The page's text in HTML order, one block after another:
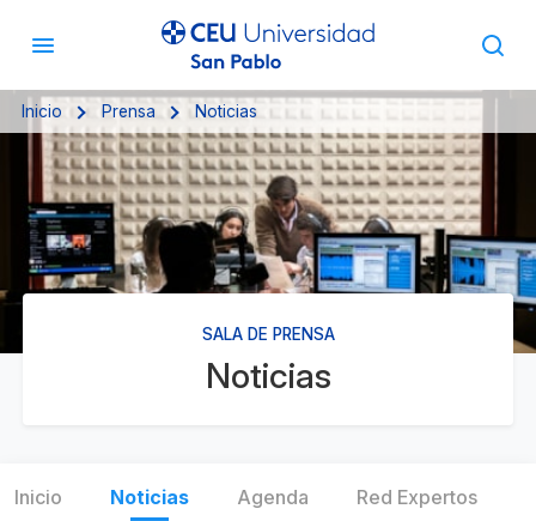
Inicio Prensa Noticias
SALA DE PRENSA
Noticias
Inicio Noticias Agenda Red Expertos